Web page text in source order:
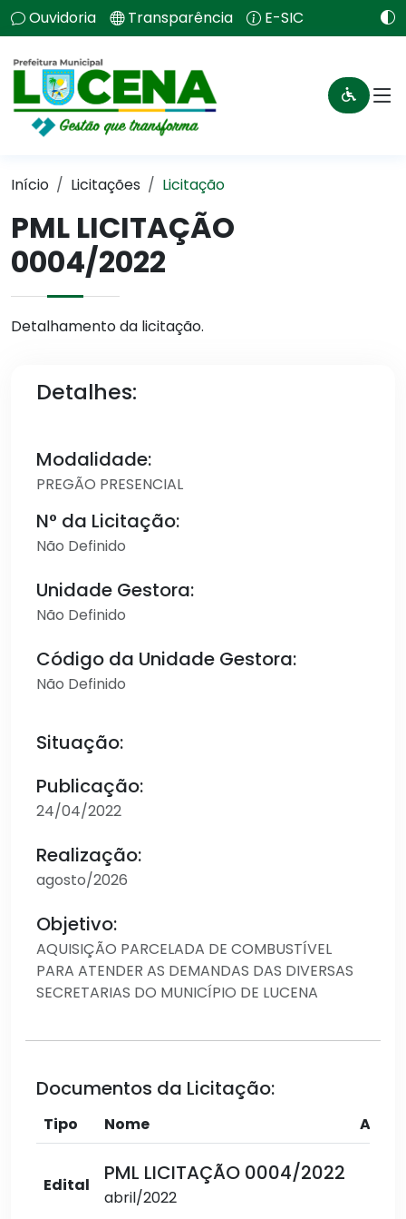
Ouvidoria Transparência E-SIC
Início Licitações Licitação
PML LICITAÇÃO
0004/2022
Detalhamento da licitação.
Detalhes:
Modalidade:
PREGÃO PRESENCIAL
N° da Licitação:
Não Definido
Unidade Gestora:
Não Definido
Código da Unidade Gestora:
Não Definido
Situação:
Publicação:
24/04/2022
Realização:
agosto/2026
Objetivo:
AQUISIÇÃO PARCELADA DE COMBUSTÍVEL
PARA ATENDER AS DEMANDAS DAS DIVERSAS
SECRETARIAS DO MUNICÍPIO DE LUCENA
Documentos da Licitação:
Tipo Nome Ações
Edital PML LICITAÇÃO 0004/2022
abril/2022